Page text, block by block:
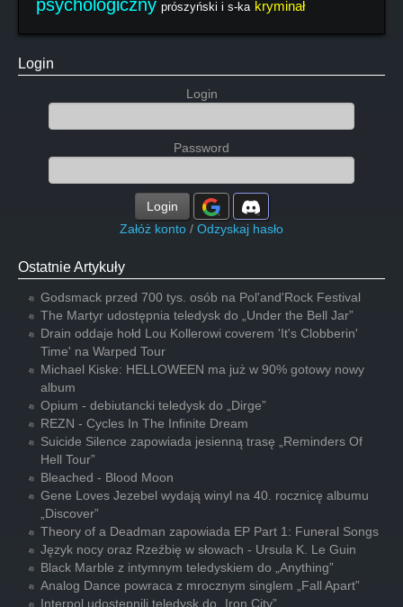
psychologiczny prószyński i s-ka kryminał
Login
Login
Password
Login
Załóż konto / Odzyskaj hasło
Ostatnie Artykuły
Godsmack przed 700 tys. osób na Pol'and'Rock Festival
The Martyr udostępnia teledysk do „Under the Bell Jar”
Drain oddaje hołd Lou Kollerowi coverem 'It's Clobberin'
Time' na Warped Tour
Michael Kiske: HELLOWEEN ma już w 90% gotowy nowy
album
Opium - debiutancki teledysk do „Dirge”
REZN - Cycles In The Infinite Dream
Suicide Silence zapowiada jesienną trasę „Reminders Of
Hell Tour”
Bleached - Blood Moon
Gene Loves Jezebel wydają winyl na 40. rocznicę albumu
„Discover”
Theory of a Deadman zapowiada EP Part 1: Funeral Songs
Język nocy oraz Rzeźbię w słowach - Ursula K. Le Guin
Black Marble z intymnym teledyskiem do „Anything”
Analog Dance powraca z mrocznym singlem „Fall Apart”
Interpol udostępnili teledysk do „Iron City”